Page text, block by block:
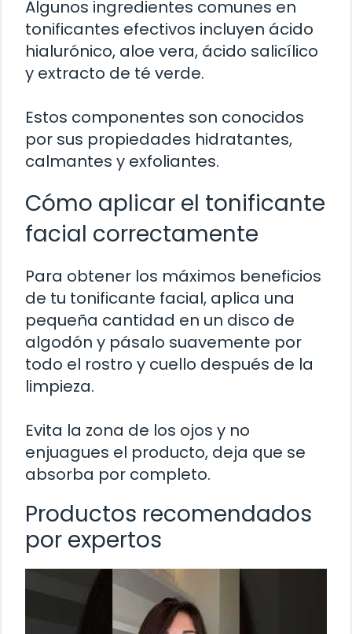
Algunos ingredientes comunes en
tonificantes efectivos incluyen ácido
hialurónico, aloe vera, ácido salicílico
y extracto de té verde.
Estos componentes son conocidos
por sus propiedades hidratantes,
calmantes y exfoliantes.
Cómo aplicar el tonificante
facial correctamente
Para obtener los máximos beneficios
de tu tonificante facial, aplica una
pequeña cantidad en un disco de
algodón y pásalo suavemente por
todo el rostro y cuello después de la
limpieza.
Evita la zona de los ojos y no
enjuagues el producto, deja que se
absorba por completo.
Productos recomendados
por expertos